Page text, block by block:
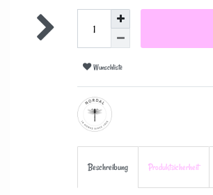
Wunschliste
Beschreibung Produktsicherheit